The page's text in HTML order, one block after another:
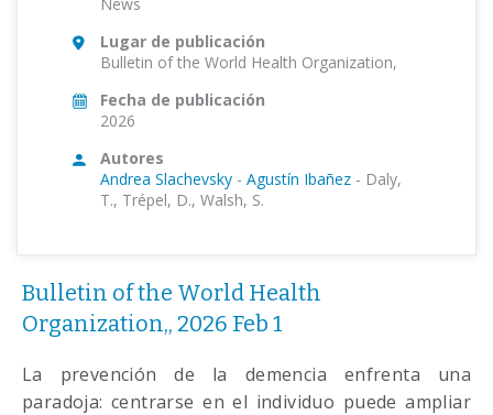
Lugar de publicación
Bulletin of the World Health Organization,
Fecha de publicación
2026
Autores
Andrea Slachevsky - Agustín Ibañez - Daly,
T., Trépel, D., Walsh, S.
Bulletin of the World Health
Organization,, 2026 Feb 1
La prevención de la demencia enfrenta una
paradoja: centrarse en el individuo puede ampliar